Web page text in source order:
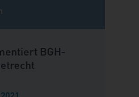
BGH-